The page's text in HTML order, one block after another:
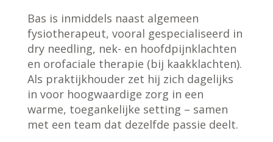
Bas is inmiddels naast algemeen
fysiotherapeut, vooral gespecialiseerd in
dry needling, nek- en hoofdpijnklachten
en orofaciale therapie (bij kaakklachten).
Als praktijkhouder zet hij zich dagelijks
in voor hoogwaardige zorg in een
warme, toegankelijke setting – samen
met een team dat dezelfde passie deelt.